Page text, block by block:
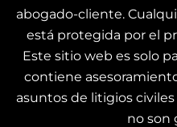
abogado-cliente.
está protegida por el
Este sitio web es solo
contiene
asuntos de litigios
no son